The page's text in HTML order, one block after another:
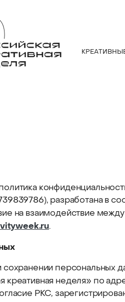
разработана в
на взаимодействие
.
сохранении персональных
креативная неделя» по
РКС,